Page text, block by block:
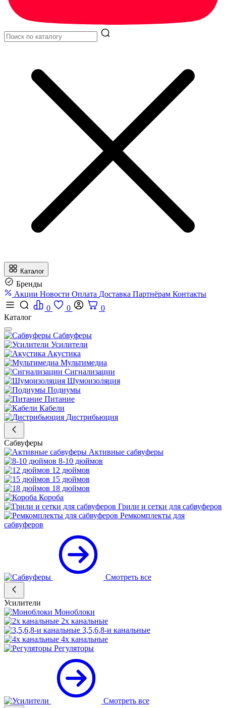
Каталог
Бренды
Акции Новости Оплата Доставка Партнёрам Контакты
0
0
0
Каталог
Сабвуферы
Усилители
Акустика
Мультимедиа
Сигнализации
Шумоизоляция
Подиумы
Питание
Кабели
Дистрибьюция
Сабвуферы
Активные сабвуферы
8-10 дюймов
12 дюймов
15 дюймов
18 дюймов
Короба
Грили и сетки для сабвуферов
Ремкомплекты для
сабвуферов
Смотреть все
Усилители
Моноблоки
2х канальные
3,5,6,8-и канальные
4х канальные
Регуляторы
Смотреть все